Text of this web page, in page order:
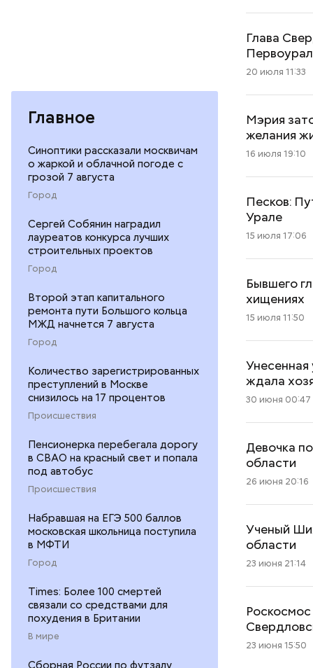
Главное
Синоптики рассказали москвичам
о жаркой и облачной погоде с
грозой 7 августа
Город
Сергей Собянин наградил
лауреатов конкурса лучших
строительных проектов
Город
Второй этап капитального
ремонта пути Большого кольца
МЖД начнется 7 августа
Город
Количество зарегистрированных
преступлений в Москве
снизилось на 17 процентов
Происшествия
Пенсионерка перебегала дорогу
в СВАО на красный свет и попала
под автобус
Происшествия
Набравшая на ЕГЭ 500 баллов
московская школьница поступила
в МФТИ
Город
Times: Более 100 смертей
связали со средствами для
похудения в Британии
В мире
Глава
20 июля 11:33
Мэрия
желания
16 июля 19:10
Песков:
Урале
15 июля 17:06
Бывшего
хищениях
15 июля 11:50
ждала
30 июня 00:47
Девочка
области
26 июня 20:16
Ученый
области
23 июня 21:14
23 июня 15:50